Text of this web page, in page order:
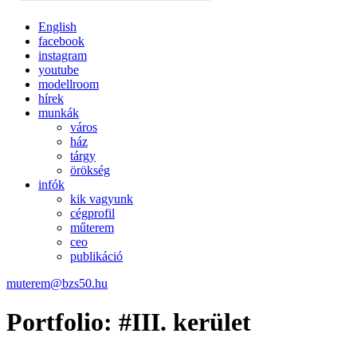
English
facebook
instagram
youtube
modellroom
hírek
munkák
város
ház
tárgy
örökség
infók
kik vagyunk
cégprofil
műterem
ceo
publikáció
muterem@bzs50.hu
Portfolio: #III. kerület